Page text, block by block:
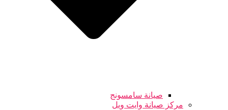
صيانة سامسونج
مركز صيانة وايت ويل